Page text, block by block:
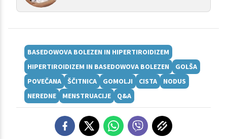
BASEDOWOVA BOLEZEN IN HIPERTIROIDIZEM
HIPERTIROIDIZEM IN BASEDOWOVA BOLEZEN
GOLŠA
POVEČANA
ŠČITNICA GOMOLJI CISTA
NODUS
NEREDNE
MENSTRUACIJE Q&A